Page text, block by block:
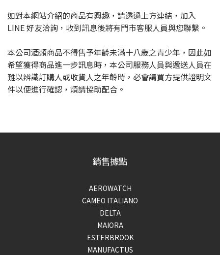
如對本網站介紹的商品有興趣，請透過上方連結，加入
LINE 好友洽詢，收到訊息後將有門市客服人員與您聯繫。
本公司酒類商品不得售予年齡未滿十八歲之青少年，因此如
希望獲得商品進一步訊息時，本公司服務人員與遞送人員在
難以辨識訂購人或收貨人之年齡時，必會請買方提供證明文
件以便進行確認，煩請協助配合。
銷售據點
AEROWATCH
CAMEO ITALIANO
DELTA
MAIORA
ESTERBROOK
MANUFACTUS